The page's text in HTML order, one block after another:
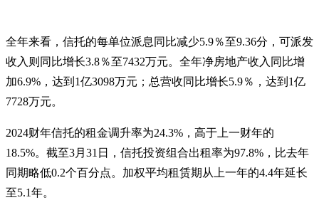
全年来看，信托的每单位派息同比减少5.9％至9.36分，可派发
收入则同比增长3.8％至7432万元。全年净房地产收入同比增
加6.9%，达到1亿3098万元；总营收同比增长5.9％，达到1亿
7728万元。
2024财年信托的租金调升率为24.3%，高于上一财年的
18.5%。截至3月31日，信托投资组合出租率为97.8%，比去年
同期略低0.2个百分点。加权平均租赁期从上一年的4.4年延长
至5.1年。